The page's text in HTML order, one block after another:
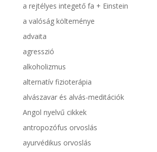
a rejtélyes integető fa + Einstein
a valóság költeménye
advaita
agresszió
alkoholizmus
alternatív fizioterápia
alvászavar és alvás-meditációk
Angol nyelvű cikkek
antropozófus orvoslás
ayurvédikus orvoslás